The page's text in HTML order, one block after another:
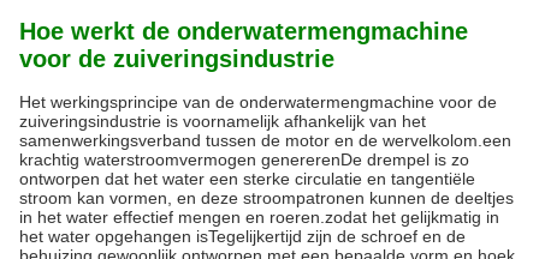
Hoe werkt de onderwatermengmachine
voor de zuiveringsindustrie
Het werkingsprincipe van de onderwatermengmachine voor de
zuiveringsindustrie is voornamelijk afhankelijk van het
samenwerkingsverband tussen de motor en de wervelkolom.een
krachtig waterstroomvermogen genererenDe drempel is zo
ontworpen dat het water een sterke circulatie en tangentiële
stroom kan vormen, en deze stroompatronen kunnen de deeltjes
in het water effectief mengen en roeren.zodat het gelijkmatig in
het water opgehangen isTegelijkertijd zijn de schroef en de